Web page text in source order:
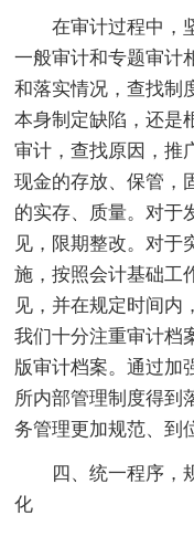
在审计过程中，
一般审计和专题审计
和落实情况，查找制
本身制定缺陷，还是
审计，查找原因，推
现金的存放、保管，
的实存、质量。对于
见，限期整改。对于
施，按照会计基础工
见，并在规定时间内
我们十分注重审计档
版审计档案。通过加
所内部管理制度得到
务管理更加规范、到
四、统一程序，
化